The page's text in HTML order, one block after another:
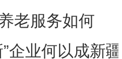
济”为何
老服务如何
”迈向“品质养
企业何以成新疆